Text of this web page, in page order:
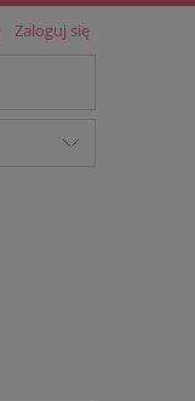
Zaloguj się